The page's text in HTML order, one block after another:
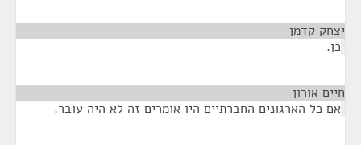
יצחק קדמן
כן.
חיים אורון
אם כל הארגונים החברתיים היו אומרים זה לא היה עובר.